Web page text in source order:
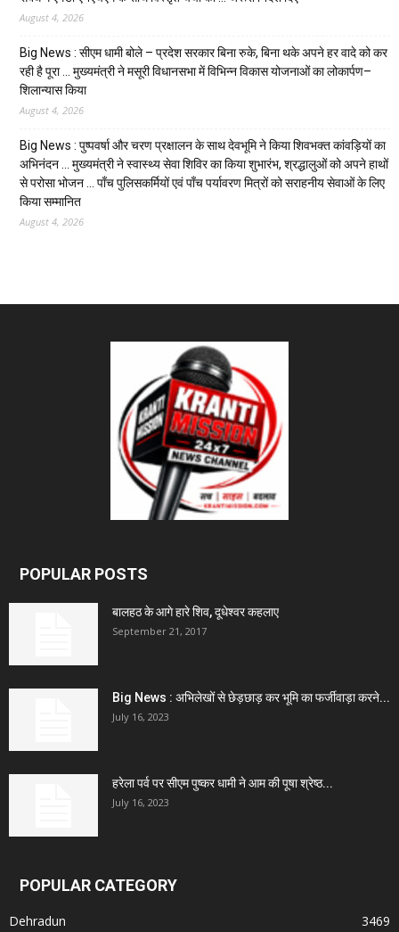
August 4, 2026
Big News : सीएम धामी बोले – प्रदेश सरकार बिना रुके, बिना थके अपने हर वादे को कर
रही है पूरा … मुख्यमंत्री ने मसूरी विधानसभा में विभिन्न विकास योजनाओं का लोकार्पण–
शिलान्यास किया
August 4, 2026
Big News : पुष्पवर्षा और चरण प्रक्षालन के साथ देवभूमि ने किया शिवभक्त कांवड़ियों का
अभिनंदन … मुख्यमंत्री ने स्वास्थ्य सेवा शिविर का किया शुभारंभ, श्रद्धालुओं को अपने हाथों
से परोसा भोजन … पाँच पुलिसकर्मियों एवं पाँच पर्यावरण मित्रों को सराहनीय सेवाओं के लिए
किया सम्मानित
August 4, 2026
POPULAR POSTS
बालहठ के आगे हारे शिव, दूधेश्वर कहलाए
September 21, 2017
Big News : अभिलेखों से छेड़छाड़ कर भूमि का फर्जीवाड़ा करने...
July 16, 2023
हरेला पर्व पर सीएम पुष्कर धामी ने आम की पूषा श्रेष्ठ...
July 16, 2023
POPULAR CATEGORY
Dehradun 3469